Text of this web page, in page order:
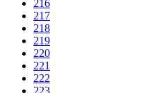
216
217
218
219
220
221
222